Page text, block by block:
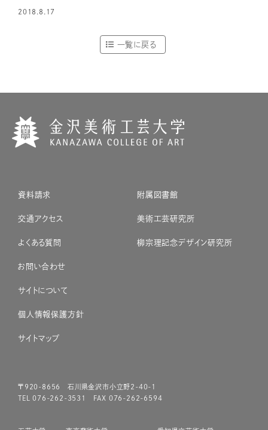
2018.8.17
一覧に戻る
資料請求
交通アクセス
よくある質問
お問い合わせ
サイトについて
個人情報保護方針
サイトマップ
附属図書館
美術工芸研究所
柳宗理記念デザイン研究所
〒920-8656 石川県金沢市小立野2-40-1
TEL 076-262-3531 FAX 076-262-6594